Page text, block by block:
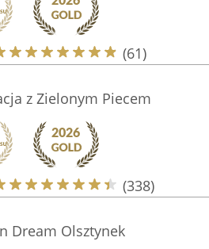
(61)
z Zielonym Piecem
(338)
Dream Olsztynek